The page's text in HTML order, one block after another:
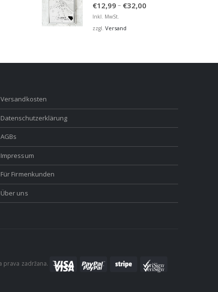
€12,99 – €32,00
Inkl. MwSt.
zzgl. Versand
Versandkosten
Datenschutzerklärung
AGBs
Impressum
Für Firmenkunden
Über uns
prava zadržana.